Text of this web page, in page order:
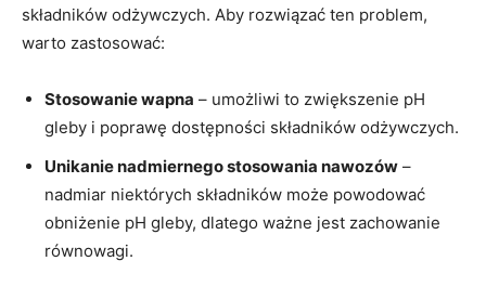
składników odżywczych.⁤ Aby rozwiązać ten problem,
warto zastosować:
Stosowanie wapna – umożliwi to zwiększenie ⁤pH
gleby⁣ i⁤ poprawę​ dostępności składników odżywczych.
Unikanie nadmiernego stosowania nawozów –
⁣nadmiar niektórych ‍składników‌ może powodować
obniżenie⁣ pH⁤ gleby, dlatego ważne jest zachowanie‌
równowagi.